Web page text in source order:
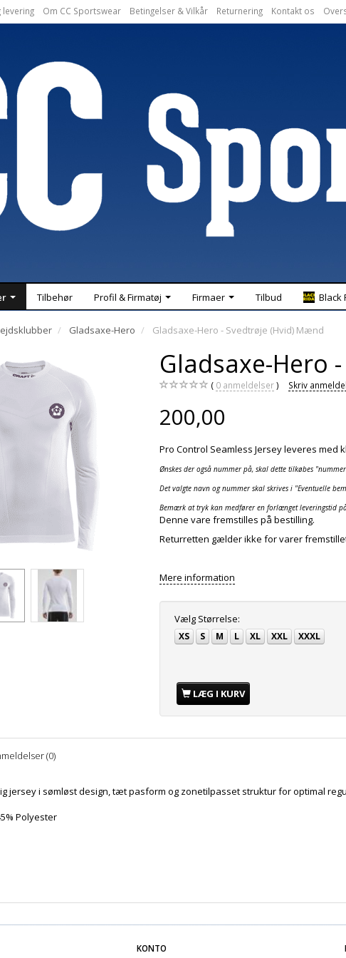
levering Om CC Sportswear Betingelser & Vilkår Returnering Kontakt os
Tilbehør Profil & Firmatøj Firmaer Tilbud Black
Gladsaxe-Hero Gladsaxe-Hero - Svedtrøje (Hvid) Mænd
Gladsaxe-Hero
0 anmeldelser Skriv
200,00
Pro Control Seamless Jersey leveres med
Ønskes der også nummer på, skal dette tilkøbes
Det valgte navn og nummer skal skrives i "Eventuelle
Bemærk at tryk kan medfører en forlænget leveringstid
Denne vare fremstilles på bestilling.
Returretten gælder ikke for varer
Mere information
Vælg Størrelse:
XS S M L XL XXL XXXL
LÆG I KURV
(0)
jersey i sømløst design, tæt pasform og zonetilpasset struktur for optimal
Polyester
KONTO